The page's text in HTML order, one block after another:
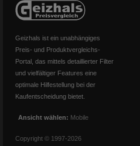
Geizhals ist ein unabhängiges
Preis- und Produktvergleichs-
Portal, das mittels detaillierter Filter
und vielfältiger Features eine
optimale Hilfestellung bei der
Kaufentscheidung bietet.
Ansicht wählen: Mobile
Copyright © 1997-2026